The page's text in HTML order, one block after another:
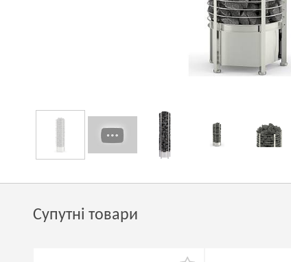
Супутні товари